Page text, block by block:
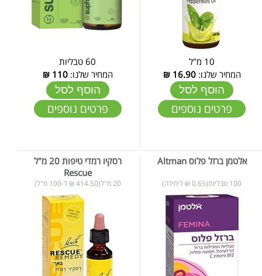
10 מ"ל
המחיר שלנו:16.90
₪
הוסף לסל
פרטים נוספים
60 טבליות
המחיר שלנו:110
₪
הוסף לסל
פרטים נוספים
אלטמן ברזל פלוס Altman
100 טבליות(0.65 ₪ ליחידה)
רסקיו רמדי טיפות 20 מ"ל
Rescue
20 מ"ל(414.50 ₪ ל-100 מ"ל)